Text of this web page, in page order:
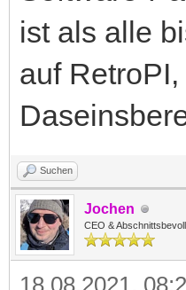
ist als alle
auf
Suchen
Jochen
CEO &